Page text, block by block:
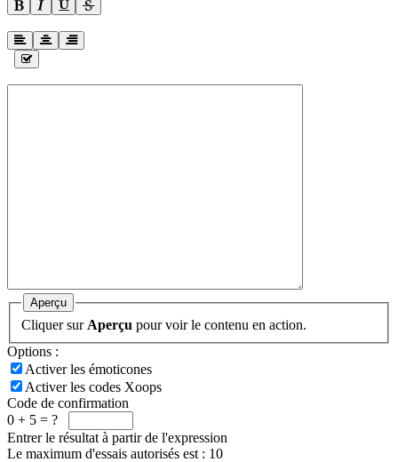
Aperçu
Cliquer sur Aperçu pour voir le contenu en action.
Options :
Activer les émoticones
Activer les codes Xoops
Code de confirmation
0 + 5 = ?
Entrer le résultat à partir de l'expression
Le maximum d'essais autorisés est : 10